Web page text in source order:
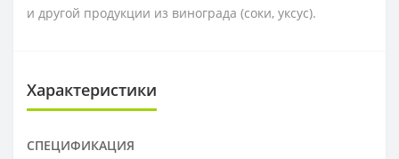
и другой продукции из винограда (соки, уксус).
Характеристики
СПЕЦИФИКАЦИЯ